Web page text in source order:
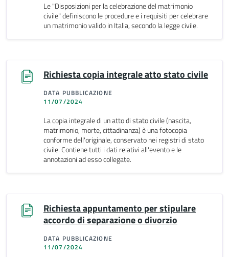
Le "Disposizioni per la celebrazione del matrimonio
civile" definiscono le procedure e i requisiti per celebrare
un matrimonio valido in Italia, secondo la legge civile.
Richiesta copia integrale atto stato civile
DATA PUBBLICAZIONE
11/07/2024
La copia integrale di un atto di stato civile (nascita,
matrimonio, morte, cittadinanza) è una fotocopia
conforme dell'originale, conservato nei registri di stato
civile. Contiene tutti i dati relativi all'evento e le
annotazioni ad esso collegate.
Richiesta appuntamento per stipulare
accordo di separazione o divorzio
DATA PUBBLICAZIONE
11/07/2024